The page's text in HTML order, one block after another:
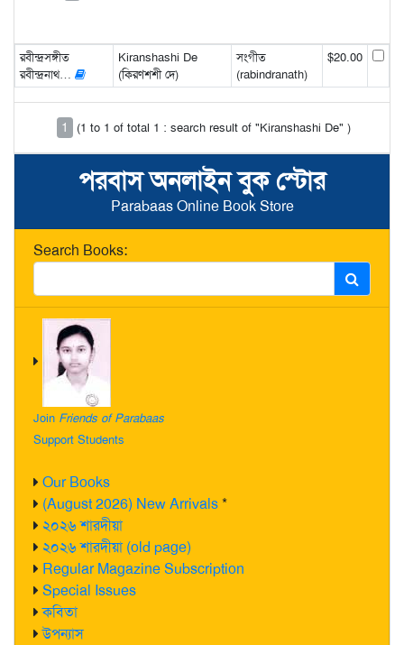
পরবাস অনলাইন বুক স্টোর
Parabaas Online Book Store
Search Books:
Join Friends of Parabaas
Support Students
Our Books
(August 2026) New Arrivals*
২০২৬ শারদীয়া
২০২৬ শারদীয়া (old page)
Regular Magazine Subscription
Special Issues
কবিতা
উপন্যাস
রবীন্দ্রসঙ্গীত
রবীন্দ্রনাথ…
Kiranshashi De
(কিরণশশী দে)
সংগীত
(rabindranath)
$20.00
1 (1 to 1 of total 1 : search result of "Kiranshashi De" )